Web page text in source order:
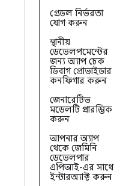
গ্রেডল নির্ভরতা
যোগ করুন
স্থানীয়
ডেভেলপমেন্টের
জন্য অ্যাপ চেক
ডিবাগ প্রোভাইডার
কনফিগার করুন
জেনারেটিভ
মডেলটি প্রারম্ভিক
করুন
আপনার অ্যাপ
থেকে জেমিনি
ডেভেলপার
এপিআই-এর সাথে
ইন্টারঅ্যাক্ট করুন